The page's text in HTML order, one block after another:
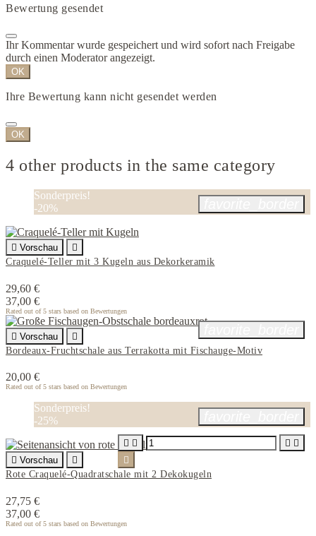
Bewertung gesendet
Ihr Kommentar wurde gespeichert und wird sofort nach Freigabe
durch einen Moderator angezeigt.
OK
Ihre Bewertung kann nicht gesendet werden
OK
4 other products in the same category
Sonderpreis!
-20%
 Vorschau

Craquelé-Teller mit 3 Kugeln aus Dekorkeramik
29,60 €
37,00 €
Rated out of 5 stars based on Bewertungen
 Vorschau

Bordeaux-Fruchtschale aus Terrakotta mit Fischauge-Motiv
20,00 €
Rated out of 5 stars based on Bewertungen
Sonderpreis!
-25%
 Vorschau

Rote Craquelé-Quadratschale mit 2 Dekokugeln
27,75 €
37,00 €
Rated out of 5 stars based on Bewertungen
   
